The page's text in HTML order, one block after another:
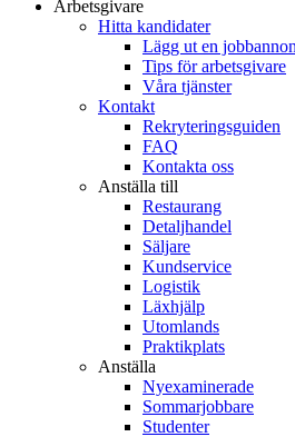
Arbetsgivare
Hitta kandidater
Lägg ut en
Tips för arbetsgivare
Våra tjänster
Kontakt
Rekryteringsguiden
FAQ
Kontakta oss
Anställa till
Restaurang
Detaljhandel
Säljare
Kundservice
Logistik
Läxhjälp
Utomlands
Praktikplats
Anställa
Nyexaminerade
Sommarjobbare
Studenter